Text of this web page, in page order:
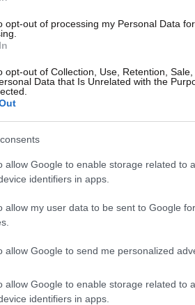
opt-out of processing my Personal Data
opt-out of Collection, Use, Retention,
Data that Is Unrelated with the
allow Google to enable storage related to
identifiers in apps.
allow my user data to be sent to Google
allow Google to send me personalized
allow Google to enable storage related to
identifiers in apps.
συμβόλαιο για να